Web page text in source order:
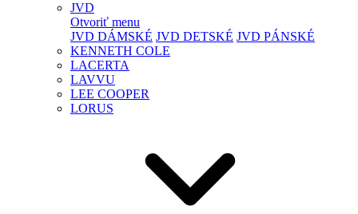
JVD
Otvoriť menu
JVD DÁMSKÉ JVD DETSKÉ JVD PÁNSKÉ
KENNETH COLE
LACERTA
LAVVU
LEE COOPER
LORUS